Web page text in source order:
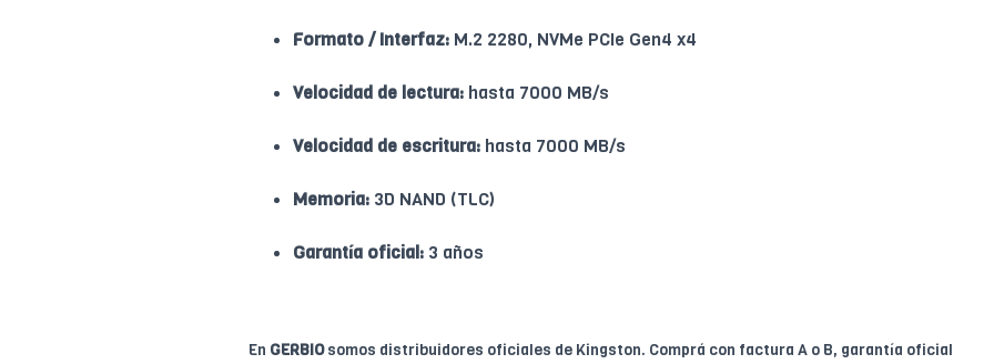
Formato / Interfaz: M.2 2280, NVMe PCIe Gen4 x4
Velocidad de lectura: hasta 7000 MB/s
Velocidad de escritura: hasta 7000 MB/s
Memoria: 3D NAND (TLC)
Garantía oficial: 3 años
En GERBIOsomos distribuidores oficiales de Kingston. Comprá con factura A o B, garantía oficial